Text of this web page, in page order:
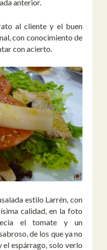
anterior.
al cliente y el buen
con conocimiento de
con acierto.
estilo Larrén, con
calidad, en la foto
el tomate y un
de los que ya no
el espárrago, solo verlo